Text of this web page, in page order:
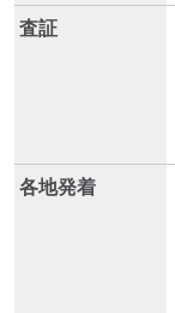
査証
各地発着